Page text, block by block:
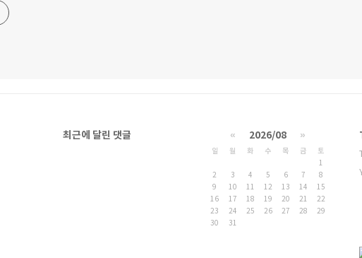
최근에 달린 댓글 « 2026/08 »
일 월 화 수 목 금
토
1
2
3 4 5 6 7
8
9
10 11 12 13 14
15
16
17 18 19 20 21
22
23
24 25 26 27 28
29
30
31